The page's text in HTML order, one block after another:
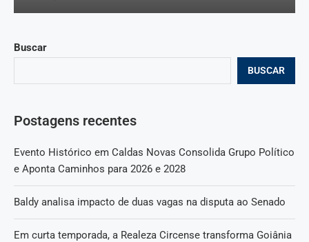
Buscar
BUSCAR
Postagens recentes
Evento Histórico em Caldas Novas Consolida Grupo Político
e Aponta Caminhos para 2026 e 2028
Baldy analisa impacto de duas vagas na disputa ao Senado
Em curta temporada, a Realeza Circense transforma Goiânia